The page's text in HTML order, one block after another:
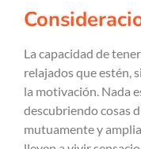
La capacidad de
relajados que estén,
la motivación. Nada
descubriendo cosas
mutuamente y